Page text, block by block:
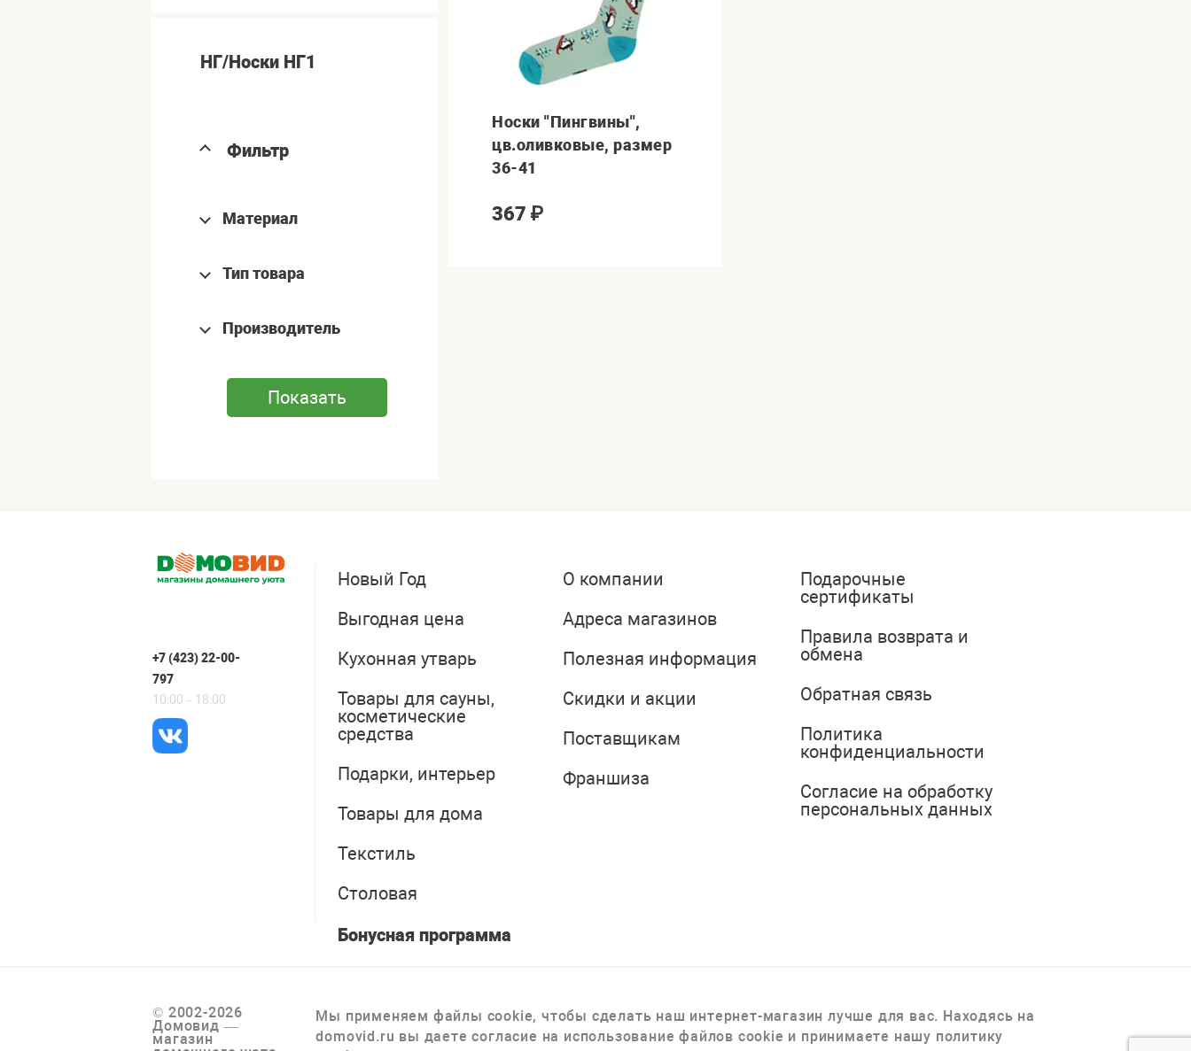
НГ/Носки НГ1
Фильтр
Материал
Тип товара
Производитель
Носки "Пингвины",
цв.оливковые, размер
36-41
367 ₽
+7 (423) 22-00-
797
10:00 – 18:00
Новый Год
Выгодная цена
Кухонная утварь
Товары для сауны,
косметические
средства
Подарки, интерьер
Товары для дома
Текстиль
Столовая
Бонусная программа
О компании
Адреса магазинов
Полезная информация
Скидки и акции
Поставщикам
Франшиза
Подарочные
сертификаты
Правила возврата и
обмена
Обратная связь
Политика
конфиденциальности
Согласие на обработку
персональных данных
© 2002-2026
Домовид —
магазин
Мы применяем файлы cookie, чтобы сделать наш интернет-магазин лучше для вас. Находясь на
domovid.ru вы даете согласие на использование файлов cookie и принимаете нашу политику